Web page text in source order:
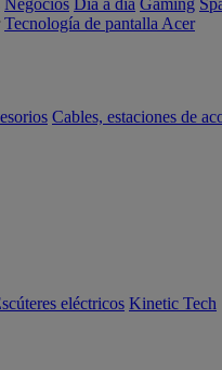
Negocios Día a día Gaming
Tecnología de pantalla Acer
Cables, estaciones de
eléctricos Kinetic Tech